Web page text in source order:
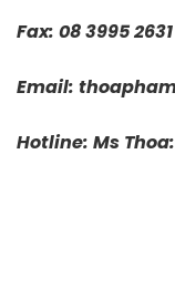
Fax: 08 3995 2631
Email:
Hotline: Ms